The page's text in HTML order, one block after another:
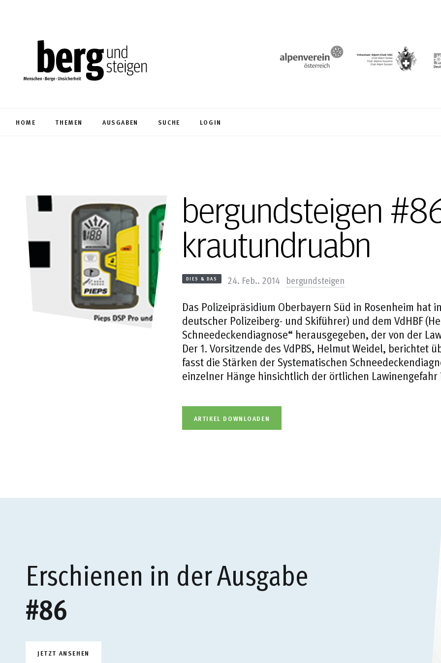
HOME THEMEN AUSGABEN SUCHE LOGIN
bergundsteigen
krautundruabn
DIES & DAS 24. Feb.. 2014 bergundsteigen
Das Polizeipräsidium Oberbayern Süd in Rosenheim hat
deutscher Polizeiberg- und Skiführer) und dem VdHBF
Schneedeckendiagnose“ herausgegeben, der von der
Der 1. Vorsitzende des VdPBS, Helmut Weidel, berichtet
fasst die Stärken der Systematischen
einzelner Hänge hinsichtlich der örtlichen
ARTIKEL DOWNLOADEN
Erschienen in der Ausgabe
#86
JETZT ANSEHEN